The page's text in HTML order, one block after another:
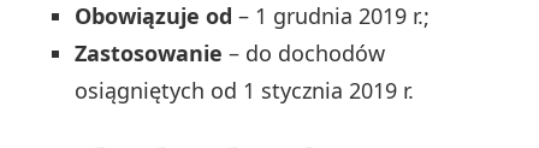
Obowiązuje od – 1 grudnia 2019 r.;
Zastosowanie – do dochodów
osiągniętych od 1 stycznia 2019 r.